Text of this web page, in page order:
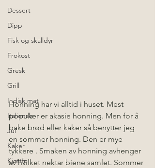
Dessert
Dipp
Fisk og skalldyr
Frokost
Gresk
Grill
Indisk mat
Italiensk
Jul
Kaker
Kjøttfri
Honning har vi alltid i huset. Mest
populær er akasie honning. Men for å
bake brød eller kaker så benytter jeg
en sommer honning. Den er mye
tykkere . Smaken av honning avhenger
av hvilket nektar biene samlet. Sommer